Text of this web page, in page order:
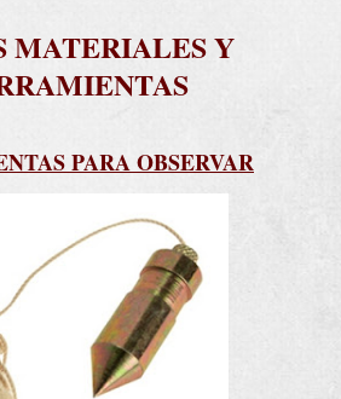
MATERIALES Y
PARA OBSERVAR